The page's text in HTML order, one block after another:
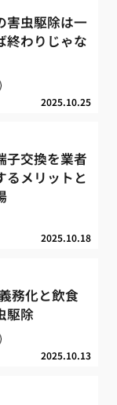
害虫駆除は一
終わりじゃな
2025.10.25
子交換を業者
るメリットと
2025.10.18
務化と飲食
駆除
2025.10.13